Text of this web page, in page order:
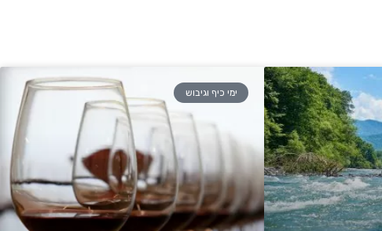
ימי כיף וגיבוש